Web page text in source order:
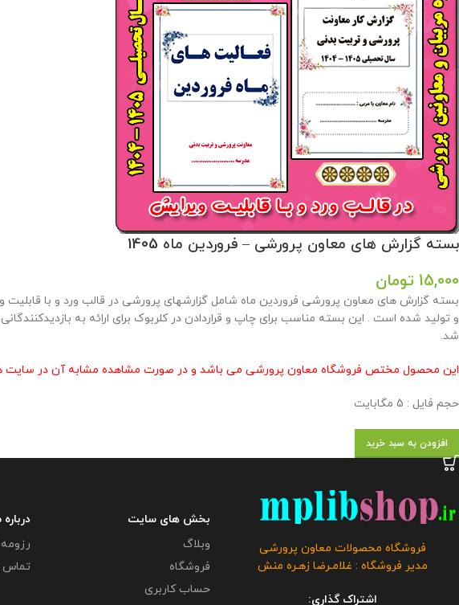
بسته گزارش های معاون پرورشی – فروردین ماه 1405
15,000 تومان
بسته گزارش های معاون پرورشی فروردین ماه شامل گزارشهای پرورشی در قالب ورد و با
و تولید شده است . این بسته مناسب برای چاپ و قراردادن در کلربوک برای ارائه به
شد.
این محصول مختص فروشگاه معاون پرورشی می باشد و در صورت مشاهده مشابه آن در سایت
حجم فایل : 5 مگابایت
افزودن به سبد خرید
فروشگاه محصولات معاون پرورشی
مدیر فروشگاه : غلامـرضا زهـره منش
اشتراک گذاری:
بخش های سایت
وبلاگ
فروشگاه
حساب کاربری
درباره
تماس